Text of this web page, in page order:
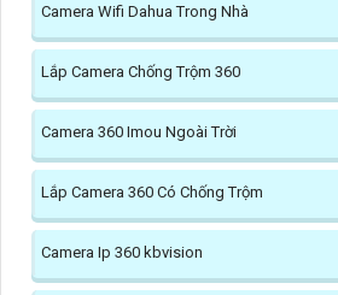
Camera Wifi Dahua Trong Nhà
Lắp Camera Chống Trộm 360
Camera 360 Imou Ngoài Trời
Lắp Camera 360 Có Chống Trộm
Camera Ip 360 kbvision